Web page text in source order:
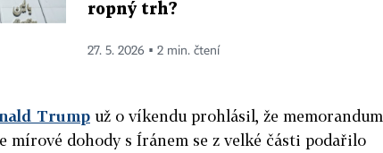
ropný trh?
27. 5. 2026 ▪ 2 min. čtení
Trump už o víkendu prohlásil, že memorandum
mírové dohody s Íránem se z velké části podařilo